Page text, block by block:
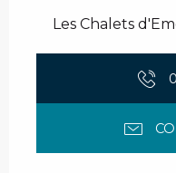
Les Chalets